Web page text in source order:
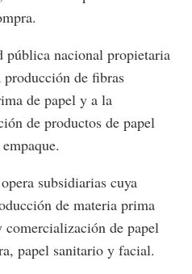
pública nacional propietaria
producción de fibras
de papel y a la
de productos de papel
subsidiarias cuya
de materia prima
de papel
papel sanitario y facial.